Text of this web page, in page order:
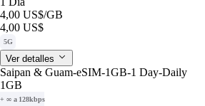
4,00 US$/GB
4,00 US$
5G
Ver detalles
Saipan & Guam-eSIM-1GB-1 Day-Daily
1GB
+ ∞ a 128kbps